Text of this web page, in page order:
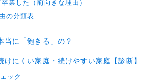
業した（前向きな理由）
の分類表
当に「飽きる」の？
けにくい家庭・続けやすい家庭【診断】
ック